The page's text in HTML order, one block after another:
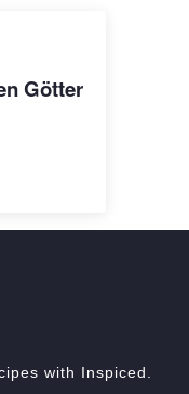
Götter
with Inspiced.